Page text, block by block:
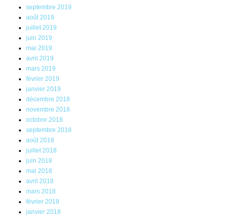
septembre 2019
août 2019
juillet 2019
juin 2019
mai 2019
avril 2019
mars 2019
février 2019
janvier 2019
décembre 2018
novembre 2018
octobre 2018
septembre 2018
août 2018
juillet 2018
juin 2018
mai 2018
avril 2018
mars 2018
février 2018
janvier 2018